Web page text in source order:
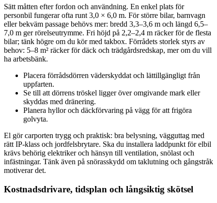
Sätt måtten efter fordon och användning. En enkel plats för
personbil fungerar ofta runt 3,0 × 6,0 m. För större bilar, barnvagn
eller bekväm passage behövs mer: bredd 3,3–3,6 m och längd 6,5–
7,0 m ger rörelseutrymme. Fri höjd på 2,2–2,4 m räcker för de flesta
bilar; tänk högre om du kör med takbox. Förrådets storlek styrs av
behov: 5–8 m² räcker för däck och trädgårdsredskap, mer om du vill
ha arbetsbänk.
Placera förrådsdörren väderskyddat och lättillgängligt från
uppfarten.
Se till att dörrens tröskel ligger över omgivande mark eller
skyddas med dränering.
Planera hyllor och däckförvaring på vägg för att frigöra
golvyta.
El gör carporten trygg och praktisk: bra belysning, vägguttag med
rätt IP-klass och jordfelsbrytare. Ska du installera laddpunkt för elbil
krävs behörig elektriker och hänsyn till ventilation, snölast och
infästningar. Tänk även på snörasskydd om taklutning och gångstråk
motiverar det.
Kostnadsdrivare, tidsplan och långsiktig skötsel